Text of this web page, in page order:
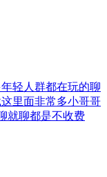
轻人群都在玩的聊
里面非常多小哥哥
就聊都是不收费